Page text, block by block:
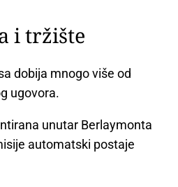
i tržište
dobija mnogo više od
ugovora.
unutar Berlaymonta
automatski postaje